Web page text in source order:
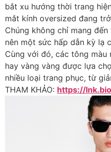
bắt xu hướng thời trang
mắt kính oversized đang
Chúng không chỉ mang
nên một sức hấp dẫn kỳ lạ
Cùng với đó, các tông
hay vàng vàng được lựa
nhiều loại trang phục, từ
THAM KHẢO: https://